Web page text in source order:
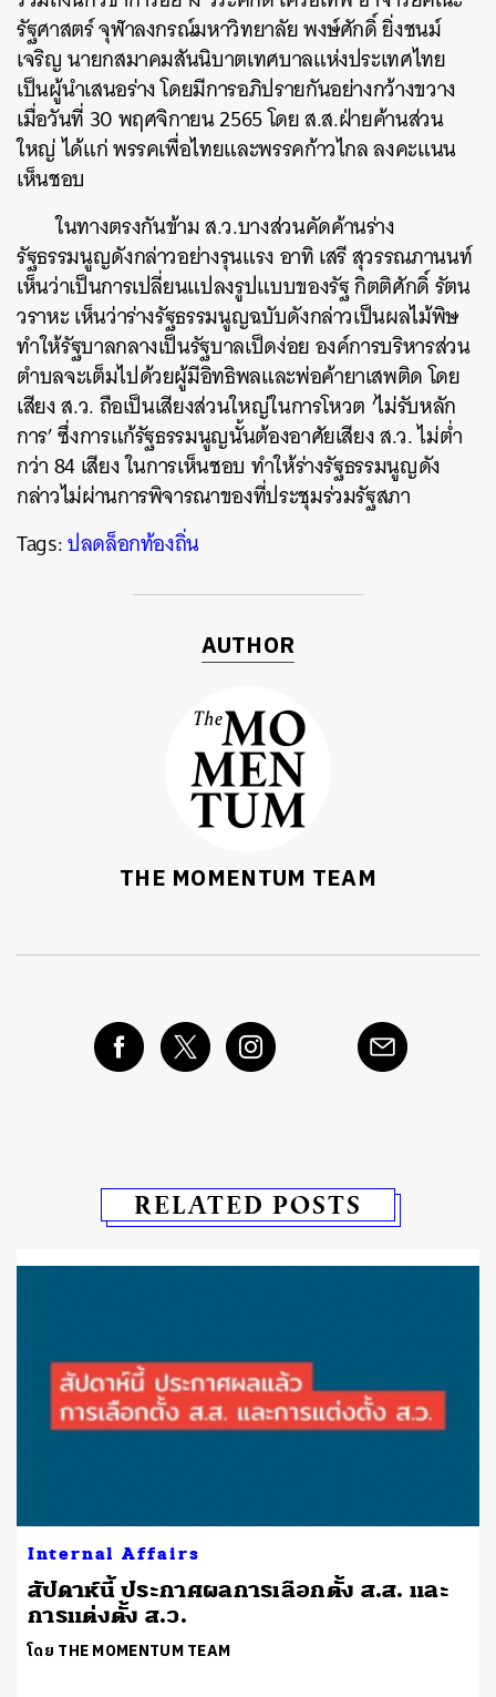
รัฐศาสตร์ จุฬาลงกรณ์มหาวิทยาลัย พงษ์ศักดิ์ ยิ่งชนม์
เจริญ นายกสมาคมสันนิบาตเทศบาลแห่งประเทศไทย
เป็นผู้นำเสนอร่าง โดยมีการอภิปรายกันอย่างกว้างขวาง
เมื่อวันที่ 30 พฤศจิกายน 2565 โดย ส.ส.ฝ่ายค้านส่วน
ใหญ่ ได้แก่ พรรคเพื่อไทยและพรรคก้าวไกล ลงคะแนน
เห็นชอบ
ในทางตรงกันข้าม ส.ว.บางส่วนคัดค้านร่าง
รัฐธรรมนูญดังกล่าวอย่างรุนแรง อาทิ เสรี สุวรรณภานนท์
เห็นว่าเป็นการเปลี่ยนแปลงรูปแบบของรัฐ กิตติศักดิ์ รัตน
วราหะ เห็นว่าร่างรัฐธรรมนูญฉบับดังกล่าวเป็นผลไม้พิษ
ทำให้รัฐบาลกลางเป็นรัฐบาลเป็ดง่อย องค์การบริหารส่วน
ตำบลจะเต็มไปด้วยผู้มีอิทธิพลและพ่อค้ายาเสพติด โดย
เสียง ส.ว. ถือเป็นเสียงส่วนใหญ่ในการโหวต ‘ไม่รับหลัก
การ’ ซึ่งการแก้รัฐธรรมนูญนั้นต้องอาศัยเสียง ส.ว. ไม่ต่ำ
กว่า 84 เสียง ในการเห็นชอบ ทำให้ร่างรัฐธรรมนูญดัง
กล่าวไม่ผ่านการพิจารณาของที่ประชุมร่วมรัฐสภา
Tags:ปลดล็อกท้องถิ่น
AUTHOR
THE MOMENTUM TEAM
RELATED POSTS
Internal Affairs
สัปดาห์นี้ ประกาศผลการเลือกตั้ง ส.ส. และ
การแต่งตั้ง ส.ว.
โดย THE MOMENTUM TEAM
ค้นหา
SHARE TWEET LINE EMAIL